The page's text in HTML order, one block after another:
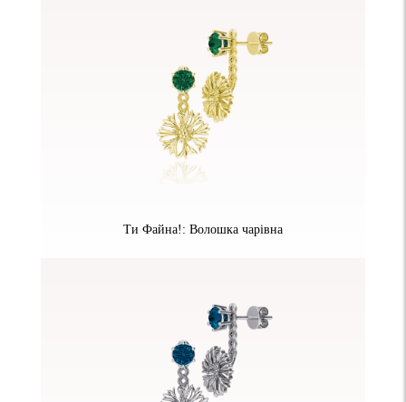
Ти Файна!: Волошка чарівна